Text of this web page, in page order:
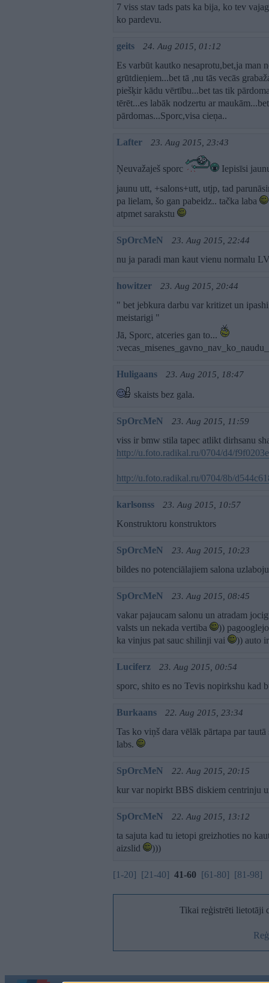
7 viss stav tads pats ka bija, ko tev
ko pardevu.
geits 24. Aug 2015, 01:12
Es varbūt kautko nesaprotu,bet,ja man
grūtdieņiem...bet tā ,nu tās vecās
piešķir kādu vērtību...bet tas tik
tērēt...es labāk nodzertu ar
pārdomas...Sporc,visa cieņa..
Lafter 23. Aug 2015, 23:43
Ņeuvažaješ sporc
Iepisīsi
jaunu utt, +salons+utt, utjp, tad
pa lielam, šo gan pabeidz.. tačka laba
atpmet sarakstu
SpOrcMeN 23. Aug 2015, 22:44
nu ja paradi man kaut vienu normalu
howitzer 23. Aug 2015, 20:44
" bet jebkura darbu var kritizet un
meistarigi "
Jā, Sporc, atceries gan to...
Huligaans 23. Aug 2015, 18:47
skaists bez gala.
SpOrcMeN 23. Aug 2015, 11:59
viss ir bmw stila tapec atlikt dirhsanu
http://u.foto.radikal.ru/0704/d4/
http://u.foto.radikal.ru/0704/8b/
karlsonss 23. Aug 2015, 10:57
Konstruktoru konstruktors
SpOrcMeN 23. Aug 2015, 10:23
bildes no potenciālajiem salona
SpOrcMeN 23. Aug 2015, 08:45
vakar pajaucam salonu un atradam
valsts un nekada vertiba
))
ka vinjus pat sauc shilinji vai
)) auto
Luciferz 23. Aug 2015, 00:54
sporc, shito es no Tevis nopirkshu kad
Burkaans 22. Aug 2015, 23:34
Tas ko viņš dara vēlāk pārtapa par
labs.
SpOrcMeN 22. Aug 2015, 20:15
kur var nopirkt BBS diskiem centrinju
SpOrcMeN 22. Aug 2015, 13:12
ta sajuta kad tu ietopi greizhoties no
aizslid
)))
[1-20] [21-40] 41-60 [61-80] [81-98]
Tikai reģistrēti lietotāji